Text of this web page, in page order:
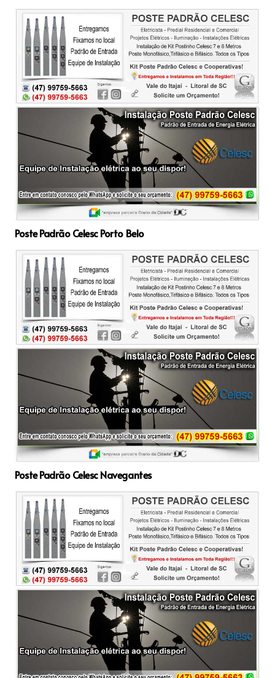
Poste Padrão Celesc Porto Belo
Poste Padrão Celesc Navegantes